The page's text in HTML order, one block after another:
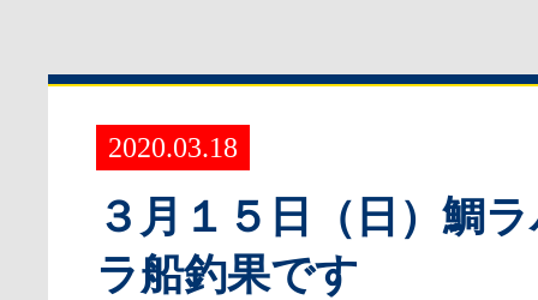
2020.03.18
３月１５日（日）鯛
ラ船釣果です